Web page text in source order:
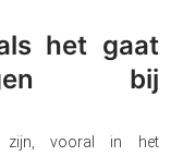
het gaat
bij
zijn, vooral in het